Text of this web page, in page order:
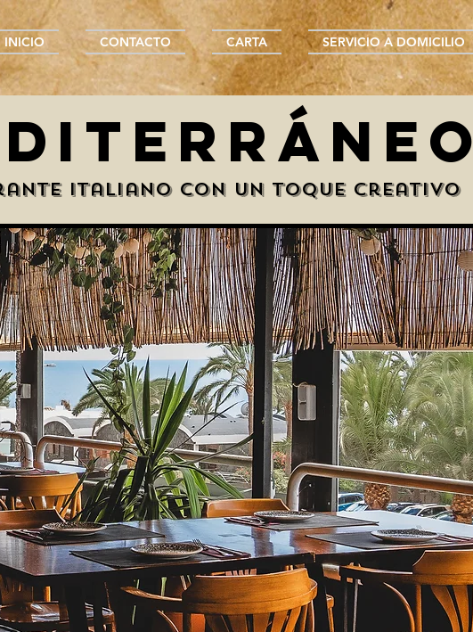
INICIO CONTACTO CARTA SERVICIO A DOMICILIO
Italiano con un toque creativo